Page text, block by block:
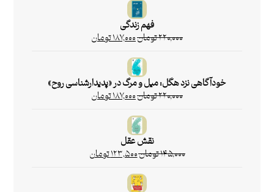
فهم زندگی
۲۲۰,۰۰۰تومان۱۸۷,۰۰۰تومان
خودآگاهی نزد هگل: میل و مرگ در «پدیدارشناسی روح»
۲۲۰,۰۰۰تومان۱۸۷,۰۰۰تومان
نقش عقل
۱۴۵,۰۰۰تومان۱۲۳,۵۰۰تومان